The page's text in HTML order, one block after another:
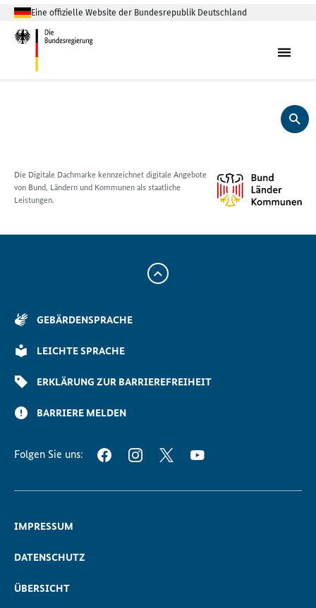
Eine offizielle Website der Bundesrepublik Deutschland
Dunkelblau
Die Digitale Dachmarke kennzeichnet digitale Angebote
von Bund, Ländern und Kommunen als staatliche
Leistungen.
Zum
GEBÄRDENSPRACHE
LEICHTE SPRACHE
ERKLÄRUNG ZUR BARRIEREFREIHEIT
BARRIERE MELDEN
Folgen Sie uns: FACEBOOKINSTAGRAM
TWITTERYOUTUBE
IMPRESSUM
DATENSCHUTZ
ÜBERSICHT